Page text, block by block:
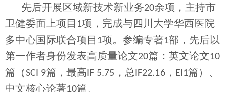
先后开展区域新技术新业务20余项，主持市
卫健委面上项目 1项，完成与四川大学华西医院
多中心国际联合项目 1项。参编专著1部，先后以
第一作者身份发表高质量论文20篇：英文论文10
篇（SCI 9篇，最高IF 5.75 ，总IF22.16 ， EI1篇）、
中文核心论著10篇。